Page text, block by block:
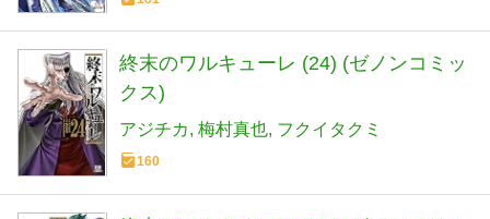
終末のワルキューレ (24) (ゼノンコミッ
クス)
アジチカ 梅村真也 フクイタクミ
160